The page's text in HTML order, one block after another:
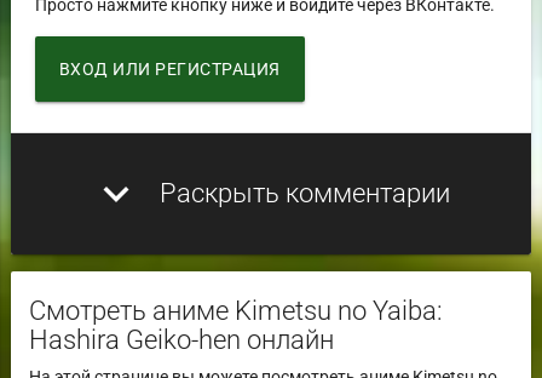
Просто нажмите кнопку ниже и войдите через ВКонтакте.
ВХОД ИЛИ РЕГИСТРАЦИЯ
expand_more Раскрыть комментарии
Смотреть аниме Kimetsu no Yaiba:
Hashira Geiko-hen онлайн